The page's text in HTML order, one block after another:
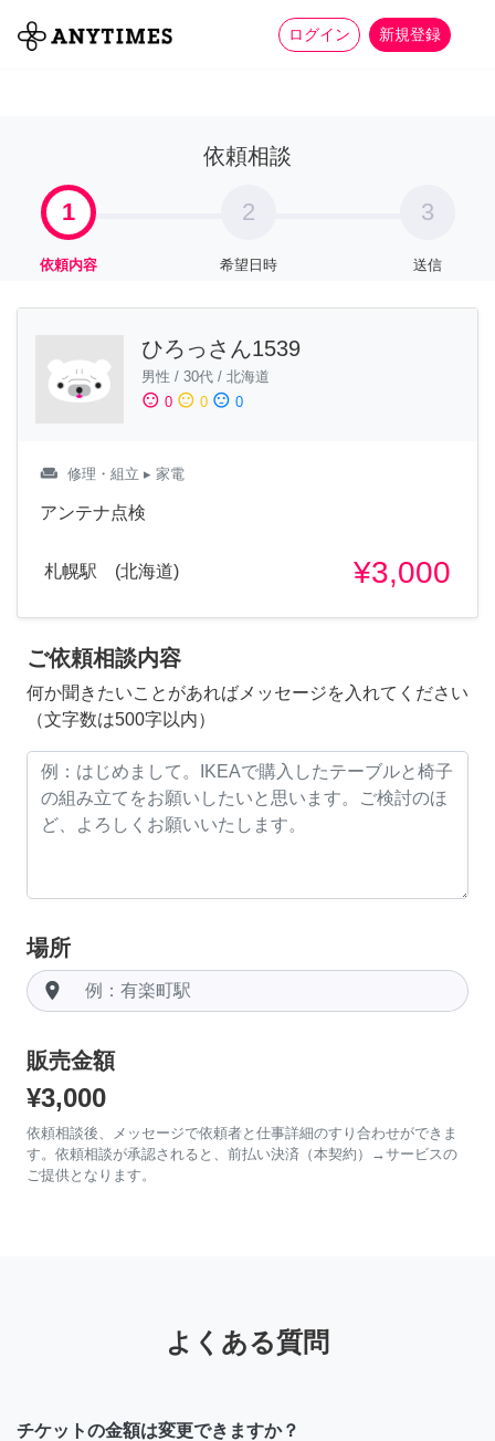
ログイン 新規登録
全て 家事 more_horiz
依頼相談
1
依頼内容
2
希望日時
3
送信
ひろっさん1539
男性 / 30代 / 北海道
sentiment_satisfied 0 sentiment_neutral 0 sentiment_dissatisfied 0
weekend 修理・組立 ▸ 家電
アンテナ点検
札幌駅 (北海道) ¥3,000
ご依頼相談内容
何か聞きたいことがあればメッセージを入れてください
（文字数は500字以内）
場所
room
販売金額
¥3,000
依頼相談後、メッセージで依頼者と仕事詳細のすり合わせができま
す。依頼相談が承認されると、前払い決済（本契約）→サービスの
ご提供となります。
よくある質問
チケットの金額は変更できますか？